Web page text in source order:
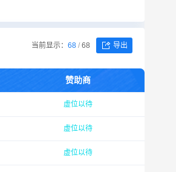
当前显示： 68 / 68 导出
赞助商
虚位以待
虚位以待
虚位以待